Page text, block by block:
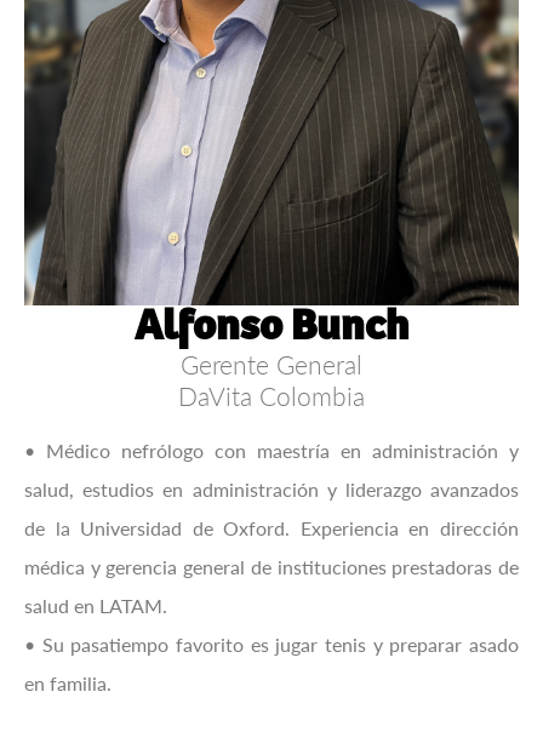
Alfonso Bunch
Gerente General
DaVita Colombia
• Médico nefrólogo con maestría en administración y
salud, estudios en administración y liderazgo avanzados
de la Universidad de Oxford. Experiencia en dirección
médica y gerencia general de instituciones prestadoras de
salud en LATAM.
• Su pasatiempo favorito es jugar tenis y preparar asado
en familia.